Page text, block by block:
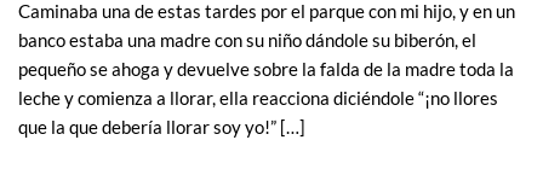
Caminaba una de estas tardes por el parque con mi hijo, y en un
banco estaba una madre con su niño dándole su biberón, el
pequeño se ahoga y devuelve sobre la falda de la madre toda la
leche y comienza a llorar, ella reacciona diciéndole “¡no llores
que la que debería llorar soy yo!” […]